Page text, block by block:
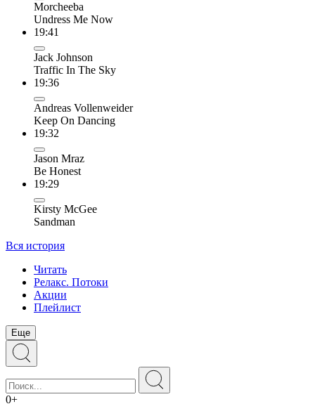
Morcheeba
Undress Me Now
19:41
Jack Johnson
Traffic In The Sky
19:36
Andreas Vollenweider
Keep On Dancing
19:32
Jason Mraz
Be Honest
19:29
Kirsty McGee
Sandman
Вся история
Читать
Релакс. Потоки
Акции
Плейлист
Еще
0+